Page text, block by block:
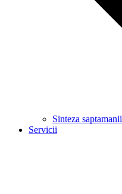
Sinteza saptamanii
Servicii